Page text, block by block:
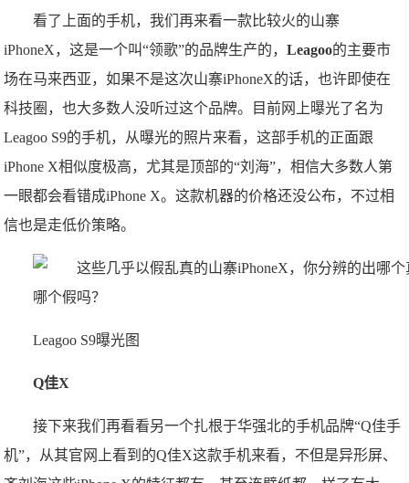
看了上面的手机，我们再来看一款比较火的山寨
iPhoneX，这是一个叫“领歌”的品牌生产的，Leagoo的主要市
场在马来西亚，如果不是这次山寨iPhoneX的话，也许即使在
科技圈，也大多数人没听过这个品牌。目前网上曝光了名为
Leagoo S9的手机，从曝光的照片来看，这部手机的正面跟
iPhone X相似度极高，尤其是顶部的“刘海”，相信大多数人第
一眼都会看错成iPhone X。这款机器的价格还没公布，不过相
信也是走低价策略。
Leagoo S9曝光图
Q佳X
接下来我们再看看另一个扎根于华强北的手机品牌“Q佳手
机”，从其官网上看到的Q佳X这款手机来看，不但是异形屏、